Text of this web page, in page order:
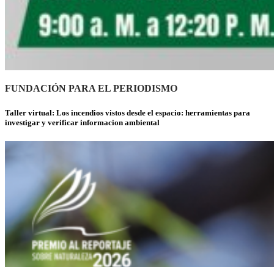
FUNDACIÓN PARA EL PERIODISMO
Taller virtual: Los incendios vistos desde el espacio: herramientas para
investigar y verificar informacion ambiental